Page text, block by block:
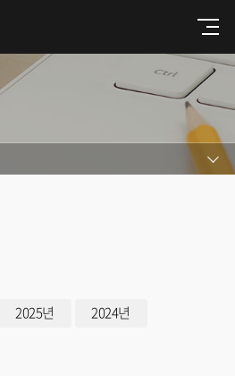
2025년 2024년